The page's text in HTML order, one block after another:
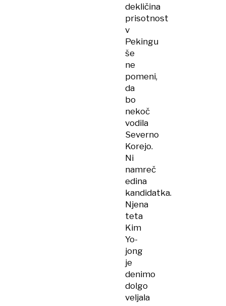
dekličina
prisotnost
v
Pekingu
še
ne
pomeni,
da
bo
nekoč
vodila
Severno
Korejo.
Ni
namreč
edina
kandidatka.
Njena
teta
Kim
Yo-
jong
je
denimo
dolgo
veljala